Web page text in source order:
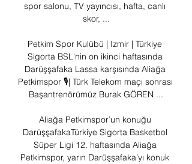
spor salonu, TV yayıncısı, hafta, canlı
skor, ...
Petkim Spor Kulübü | Izmir | Türkiye
Sigorta BSL'nin on ikinci haftasında
Darüşşafaka Lassa karşısında Aliağa
Petkimspor 🎙️| Türk Telekom maçı sonrası
Başantrenörümüz Burak GÖREN ...
Aliağa Petkimspor’un konuğu
DarüşşafakaTürkiye Sigorta Basketbol
Süper Ligi 12. haftasında Aliağa
Petkimspor, yarın Darüşşafaka’yı konuk